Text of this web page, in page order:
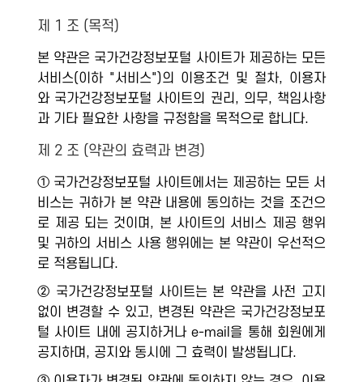
제 1 조 (목적)
본 약관은 국가건강정보포털 사이트가 제공하는 모든
서비스(이하 "서비스")의 이용조건 및 절차, 이용자
와 국가건강정보포털 사이트의 권리, 의무, 책임사항
과 기타 필요한 사항을 규정함을 목적으로 합니다.
제 2 조 (약관의 효력과 변경)
① 국가건강정보포털 사이트에서는 제공하는 모든 서
비스는 귀하가 본 약관 내용에 동의하는 것을 조건으
로 제공 되는 것이며, 본 사이트의 서비스 제공 행위
및 귀하의 서비스 사용 행위에는 본 약관이 우선적으
로 적용됩니다.
② 국가건강정보포털 사이트는 본 약관을 사전 고지
없이 변경할 수 있고, 변경된 약관은 국가건강정보포
털 사이트 내에 공지하거나 e-mail을 통해 회원에게
공지하며, 공지와 동시에 그 효력이 발생됩니다.